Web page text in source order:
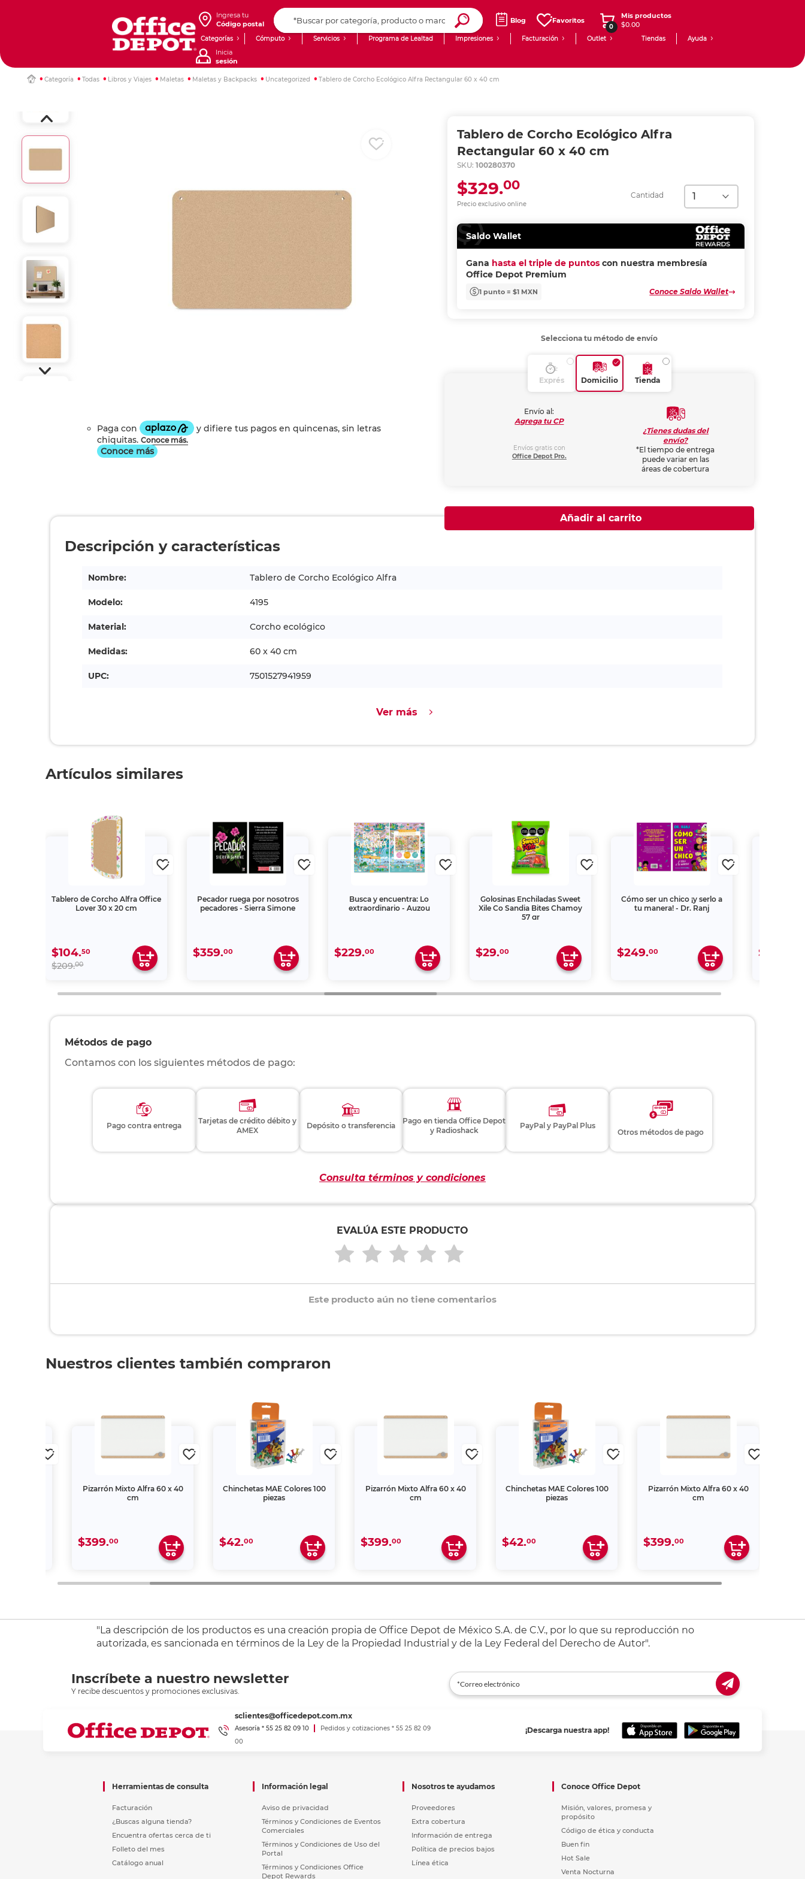
Ingresa tu
Código postal
Blog Favoritos
0
Mis productos
$0.00
Categorías Cómputo Servicios
Venta corporativa
Programa de Lealtad Impresiones Facturación Outlet Tiendas Ayuda
Inicia
sesión
Categoría Todas Libros y Viajes Maletas Maletas y Backpacks Uncategorized Tablero de Corcho Ecológico Alfra Rectangular 60 x 40 cm
Conoce más
Tablero de Corcho Ecológico Alfra
Rectangular 60 x 40 cm
SKU: 100280370
Cantidad
Precio exclusivo online
$329.00
Saldo Wallet
Gana hasta el triple de puntos con nuestra membresía
Office Depot Premium
1 punto = $1 MXN Conoce Saldo Wallet
Selecciona tu método de envío
Exprés Domicilio Tienda
Envío al:
Agrega tu CP
Envíos gratis con
Office Depot Pro.
¿Tienes dudas del
envío?
*El tiempo de entrega
puede variar en las
áreas de cobertura
Añadir al carrito
Descripción y características
Nombre: Tablero de Corcho Ecológico Alfra
Modelo: 4195
Material: Corcho ecológico
Medidas: 60 x 40 cm
UPC: 7501527941959
Ver más
Artículos similares
Tablero de Corcho Alfra Office
Lover 30 x 20 cm
$104.50
$209.00
Pecador ruega por nosotros
pecadores - Sierra Simone
$359.00
Busca y encuentra: Lo
extraordinario - Auzou
$229.00
Golosinas Enchiladas Sweet
Xile Co Sandia Bites Chamoy
57 gr
$29.00
Cómo ser un chico ¡y serlo a
tu manera! - Dr. Ranj
$249.00 $179.
Métodos de pago
Contamos con los siguientes métodos de pago:
Pago contra entrega
Tarjetas de crédito débito y
AMEX
Depósito o transferencia
Pago en tienda Office Depot
y Radioshack
PayPal y PayPal Plus
Otros métodos de pago
Consulta términos y condiciones
EVALÚA ESTE PRODUCTO
Este producto aún no tiene comentarios
Nuestros clientes también compraron
Pizarrón Mixto Alfra 60 x 40
cm
$399.00
Chinchetas MAE Colores 100
piezas
$42.00
Pizarrón Mixto Alfra 60 x 40
cm
$399.00
Chinchetas MAE Colores 100
piezas
$42.00
Pizarrón Mixto Alfra 60 x 40
cm
$399.00
"La descripción de los productos es una creación propia de Office Depot de México S.A. de C.V., por lo que su reproducción no
autorizada, es sancionada en términos de la Ley de la Propiedad Industrial y de la Ley Federal del Derecho de Autor".
Inscríbete a nuestro newsletter
Y recibe descuentos y promociones exclusivas.
¡Descarga nuestra app!
sclientes@officedepot.com.mx
Asesoría * 55 25 82 09 10
Pedidos y cotizaciones * 55 25 82 09
00
Herramientas de consulta
Facturación
¿Buscas alguna tienda?
Encuentra ofertas cerca de ti
Folleto del mes
Catálogo anual
Información legal
Aviso de privacidad
Términos y Condiciones de Eventos
Comerciales
Términos y Condiciones de Uso del
Portal
Términos y Condiciones Office
Depot Rewards
Nosotros te ayudamos
Proveedores
Extra cobertura
Información de entrega
Política de precios bajos
Línea ética
Conoce Office Depot
Misión, valores, promesa y
propósito
Código de ética y conducta
Buen fin
Hot Sale
Venta Nocturna